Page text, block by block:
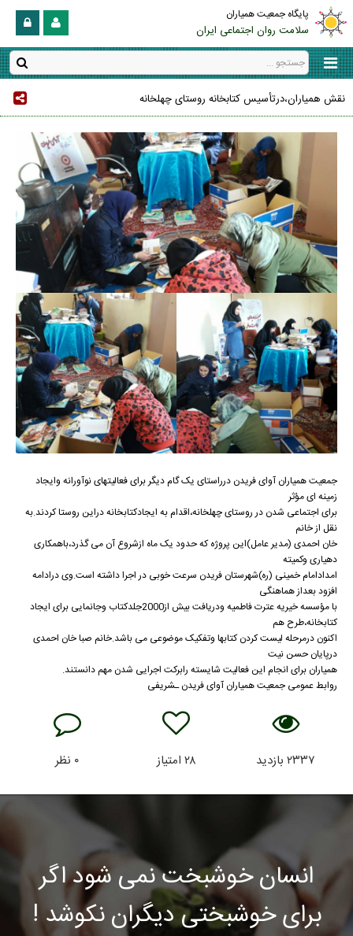
پایگاه جمعیت همیاران
سلامت روان اجتماعی ایران
نقش همیاران،درتأسیس کتابخانه روستای چهلخانه
جمعیت همیاران آوای فریدن درراستای یک گام دیگر برای فعالیتهای نوآورانه وایجاد
زمینه ای مؤثر
برای اجتماعی شدن در روستای چهلخانه،اقدام به ایجادکتابخانه دراین روستا کردند.به
نقل از خانم
خان احمدی (مدیر عامل)این پروژه که حدود یک ماه ازشروع آن می گذرد،باهمکاری
دهیاری وکمیته
امدادامام خمینی (ره)شهرستان فریدن سرعت خوبی در اجرا داشته است.وی درادامه
افزود بعداز هماهنگی
با مؤسسه خیریه عترت فاطمیه ودریافت بیش از2000جلدکتاب وجانمایی برای ایجاد
کتابخانه،طرح هم
اکنون درمرحله لیست کردن کتابها وتفکیک موضوعی می باشد.خانم صبا خان احمدی
درپایان حسن نیت
همیاران برای انجام این فعالیت شایسته رابرکت اجرایی شدن مهم دانستند.
روابط عمومی جمعیت همیاران آوای فریدن ـشریفی
۲۳۳۷بازدید ۲۸ امتیاز ۰ نظر
انسان خوشبخت نمی شود اگر
برای خوشبختی دیگران نکوشد !